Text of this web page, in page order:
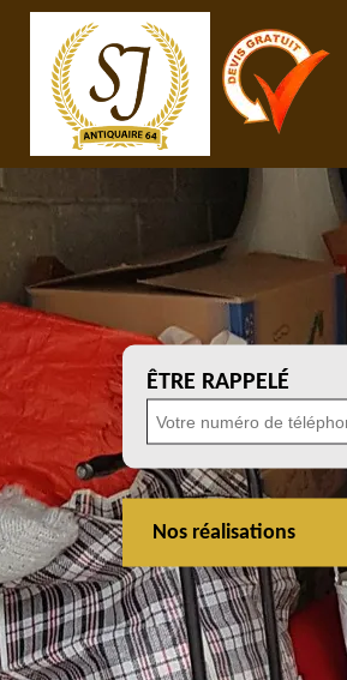
ÊTRE RAPPELÉ
Nos réalisations